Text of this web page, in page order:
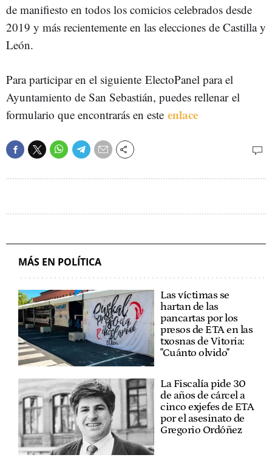
de manifiesto en todos los comicios celebrados desde
2019 y más recientemente en las elecciones de Castilla y
León.
Para participar en el siguiente ElectoPanel para el
Ayuntamiento de San Sebastián, puedes rellenar el
formulario que encontrarás en este enlace
MÁS EN POLÍTICA
Las víctimas se
hartan de las
pancartas por los
presos de ETA en las
txosnas de Vitoria:
"Cuánto olvido"
La Fiscalía pide 30
de años de cárcel a
cinco exjefes de ETA
por el asesinato de
Gregorio Ordóñez